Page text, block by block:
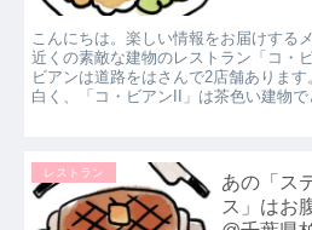
こんにちは。楽しい情報をお届けする
近くの素敵な建物のレストラン「コ・
ビアンは道路をはさんで2店舗ありま
白く、「コ・ビアンII」は茶色い建物で
レストラン
あの「ス
ス」はお